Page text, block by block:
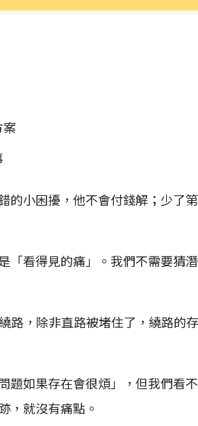
案
的小困擾，他不會付錢解；少了
「看得見的痛」。我們不需要猜
路，除非直路被堵住了，繞路的
題如果存在會很煩」，但我們看
，就沒有痛點。